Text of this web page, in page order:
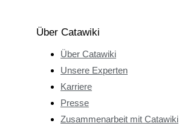
Über Catawiki
Über Catawiki
Unsere Experten
Karriere
Presse
Zusammenarbeit mit Catawiki